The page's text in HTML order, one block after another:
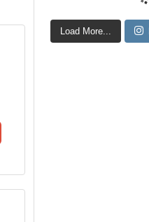
Load More...